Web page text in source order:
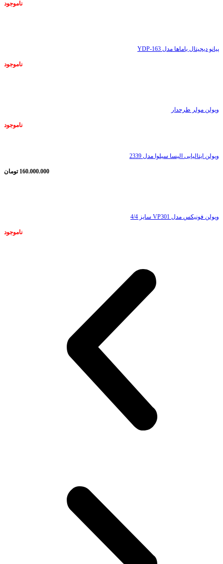
ناموجود
پیانو دیجیتال یاماها مدل YDP-163
ناموجود
ویولن مولر طرحدار
ناموجود
ویولن ایتالیایی الیسا سیلوا مدل 2339
160.000.000 تومان
ویولن فونیکس مدل VP301 سایز 4/4
ناموجود